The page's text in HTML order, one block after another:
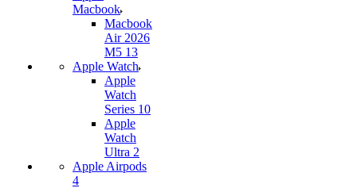
Macbook
Macbook
Air 2026
M5 13
Apple Watch
Apple
Watch
Series 10
Apple
Watch
Ultra 2
Apple Airpods
4